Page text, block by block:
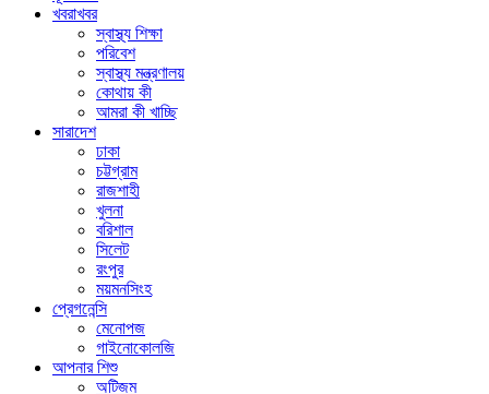
খবরাখবর
স্বাস্থ্য শিক্ষা
পরিবেশ
স্বাস্থ্য মন্ত্রণালয়
কোথায় কী
আমরা কী খাচ্ছি
সারাদেশ
ঢাকা
চট্টগ্রাম
রাজশাহী
খুলনা
বরিশাল
সিলেট
রংপুর
ময়মনসিংহ
প্রেগনেন্সি
মেনোপজ
গাইনোকোলজি
আপনার শিশু
অটিজম